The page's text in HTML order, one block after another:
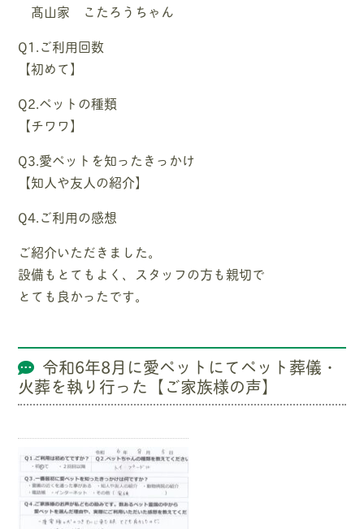
髙山家 こたろうちゃん
Q1.ご利用回数
【初めて】
Q2.ペットの種類
【チワワ】
Q3.愛ペットを知ったきっかけ
【知人や友人の紹介】
Q4.ご利用の感想
ご紹介いただきました。
設備もとてもよく、スタッフの方も親切で
とても良かったです。
令和6年8月に愛ペットにてペット葬儀・
火葬を執り行った【ご家族様の声】